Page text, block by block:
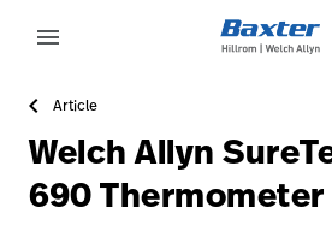
Soluções
Produtos
Update
Profile
Sair
menu
Article
Welch Allyn
690 Thermometer